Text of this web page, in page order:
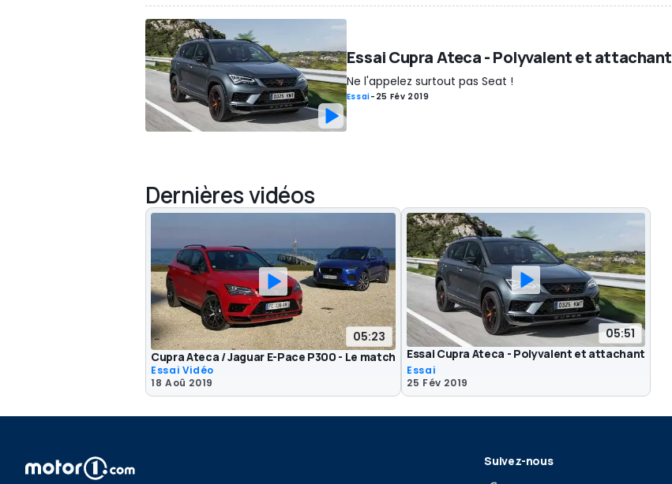
Essai Cupra Ateca - Polyvalent et attachant
Ne l'appelez surtout pas Seat !
Essai- 25 Fév 2019
Dernières vidéos
05:23
Cupra Ateca / Jaguar E-Pace P300 - Le match
Essai Vidéo
18 Aoû 2019
05:51
Essai Cupra Ateca - Polyvalent et attachant
Essai
25 Fév 2019
Suivez-nous